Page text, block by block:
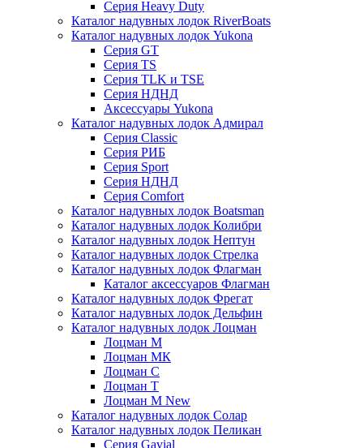
Серия Heavy Duty
Каталог надувных лодок RiverBoats
Каталог надувных лодок Yukona
Серия GT
Серия TS
Серия TLK и TSE
Серия НДНД
Аксессуары Yukona
Каталог надувных лодок Адмирал
Серия Classic
Серия РИБ
Серия Sport
Серия НДНД
Серия Comfort
Каталог надувных лодок Boatsman
Каталог надувных лодок Колибри
Каталог надувных лодок Нептун
Каталог надувных лодок Стрелка
Каталог надувных лодок Флагман
Каталог аксессуаров Флагман
Каталог надувных лодок Фрегат
Каталог надувных лодок Дельфин
Каталог надувных лодок Лоцман
Лоцман М
Лоцман МК
Лоцман С
Лоцман Т
Лоцман М New
Каталог надувных лодок Солар
Каталог надувных лодок Пеликан
Серия Gavial